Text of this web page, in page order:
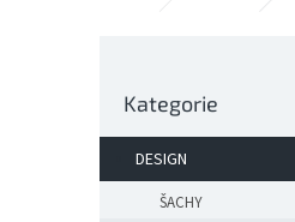
a
kategorie
Kategorie
DESIGN
ŠACHY